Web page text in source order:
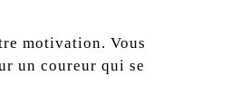
motivation. Vous
un coureur qui se